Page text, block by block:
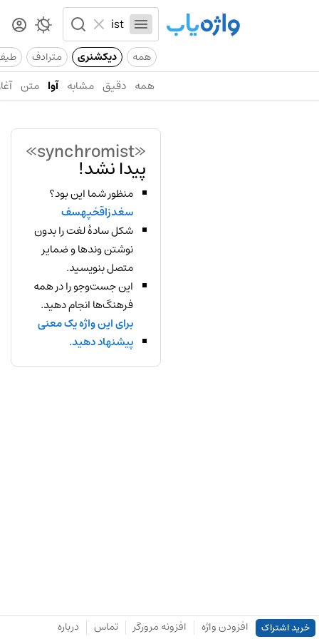
همه دیکشنری مترادف
همه دقیق مشابه آوا متن
«synchromist»
پیدا نشد!
منظور شما این بود؟
سغدزاقخپهسف
شکل سادهٔ لغت را بدون
نوشتن وندها و ضمایر
متصل بنویسید.
این جست‌وجو را در همه
فرهنگ‌ها انجام دهید.
برای این واژه یک معنی
پیشنهاد دهید.
خرید اشتراک افزودن واژه افزونه مرورگر تماس درباره